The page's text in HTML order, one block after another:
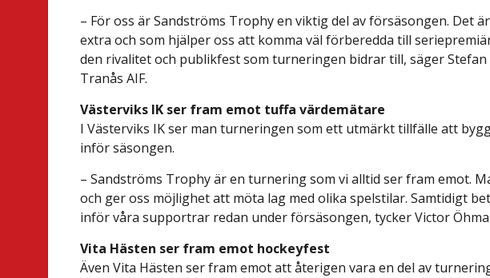
– För oss är Sandströms Trophy en viktig del av försäsongen. Det
extra och som hjälper oss att komma väl förberedda till
den rivalitet och publikfest som turneringen bidrar till, säger
Tranås AIF.
Västerviks IK ser fram emot tuffa värdemätare
I Västerviks IK ser man turneringen som ett utmärkt tillfälle att
inför säsongen.
– Sandströms Trophy är en turnering som vi alltid ser fram emot.
och ger oss möjlighet att möta lag med olika spelstilar. Samtidigt
inför våra supportrar redan under försäsongen, tycker Victor
Vita Hästen ser fram emot hockeyfest
Även Vita Hästen ser fram emot att återigen vara en del av